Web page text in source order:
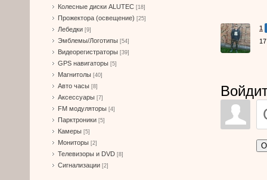
Колесные диски ALUTEC [18]
Прожектора (освещение) [25]
Лебедки [9]
Эмблемы/Логотипы [54]
Видеорегистраторы [39]
GPS навигаторы [5]
Магнитолы [40]
Авто часы [8]
Аксессуары [7]
FM модуляторы [4]
Парктроники [5]
Камеры [5]
Мониторы [2]
Телевизоры и DVD [8]
Сигнализации [2]
1